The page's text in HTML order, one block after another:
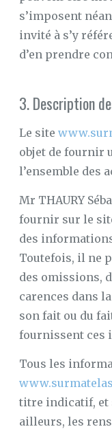
s’imposent
invité à s’y
d’en prendre
3. Description
Le site
objet de fournir
l’ensemble des
Mr THAURY
fournir sur le
des
Toutefois, il ne
des omissions,
carences dans
son fait ou du
fournissent ces
Tous les
titre indicatif, et
ailleurs, les